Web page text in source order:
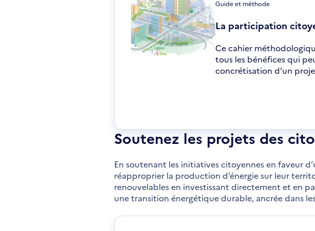
Guide et méthode
La participation
Ce cahier
tous les bénéfices qui
concrétisation d’un
fenêtre
Soutenez les projets des
En soutenant les initiatives citoyennes en faveur
réapproprier la production d’énergie sur leur
renouvelables en investissant directement et en
une transition énergétique durable, ancrée dans